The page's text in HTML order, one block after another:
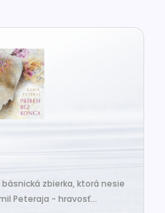
zbierka, ktorá nesie
Peteraja - hravosť...